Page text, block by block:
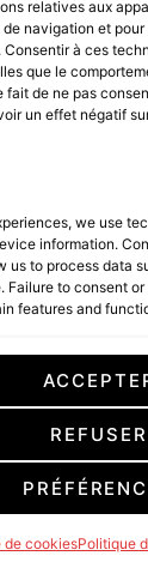
relatives aux
de navigation et
à ces
que le
fait de ne pas
un effet négatif
we use
information.
us to process data
Failure to consent
features and
REFUSER
de cookiesPolitique
SON
MODE
DU
DE
– 35